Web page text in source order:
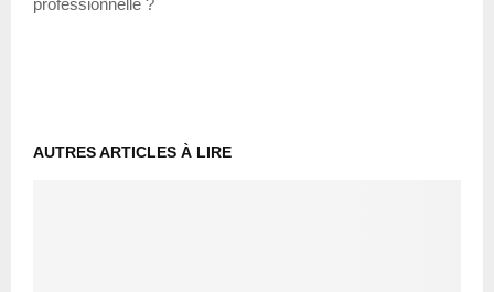
AUTRES ARTICLES À LIRE